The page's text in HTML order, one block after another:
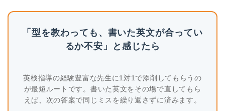
「型を教わっても、書いた英文が合ってい
るか不安」と感じたら
英検指導の経験豊富な先生に1対1で添削してもらうの
が最短ルートです。書いた英文をその場で直してもら
えば、次の答案で同じミスを繰り返さずに済みます。